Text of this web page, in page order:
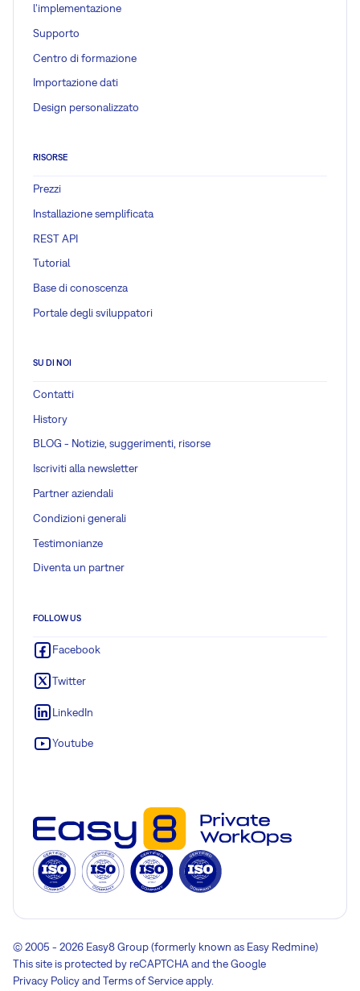
l'implementazione
Supporto
Centro di formazione
Importazione dati
Design personalizzato
RISORSE
Prezzi
Installazione semplificata
REST API
Tutorial
Base di conoscenza
Portale degli sviluppatori
SU DI NOI
Contatti
History
BLOG - Notizie, suggerimenti, risorse
Iscriviti alla newsletter
Partner aziendali
Condizioni generali
Testimonianze
Diventa un partner
FOLLOW US
Facebook
Twitter
LinkedIn
Youtube
© 2005 - 2026 Easy8 Group (formerly known as Easy Redmine)
This site is protected by reCAPTCHA and the Google
Privacy Policyand Terms of Serviceapply.